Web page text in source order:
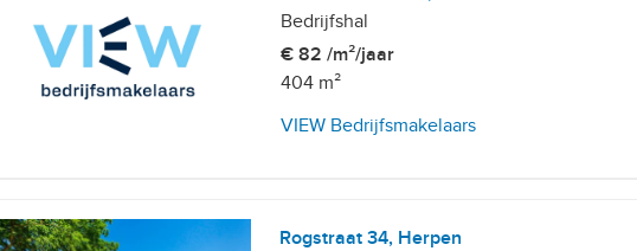
Bedrijfshal
€ 82 /m²/jaar
404 m²
VIEW Bedrijfsmakelaars
Rogstraat 34, Herpen